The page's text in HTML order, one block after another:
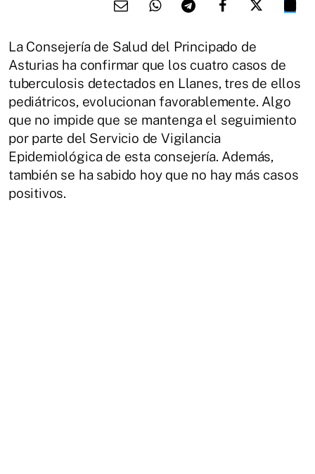
La Consejería de Salud del Principado de
Asturias ha confirmar que los cuatro casos de
tuberculosis detectados en Llanes, tres de ellos
pediátricos, evolucionan favorablemente. Algo
que no impide que se mantenga el seguimiento
por parte del Servicio de Vigilancia
Epidemiológica de esta consejería. Además,
también se ha sabido hoy que no hay más casos
positivos.